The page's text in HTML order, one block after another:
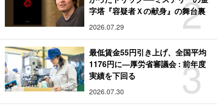
2
字塔『容疑者Ｘの献身』の舞台裏
2026.07.29
3
最低賃金55円引き上げ、全国平均
1176円に―厚労省審議会 : 前年度
実績を下回る
2026.07.30